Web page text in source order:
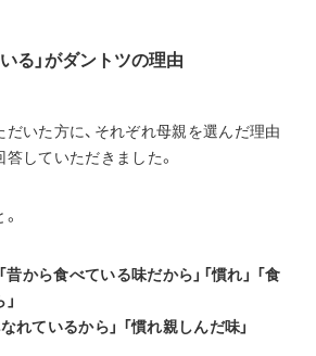
る」がダントツの理由
いた方に、それぞれ母親を選んだ理由
していただきました。
昔から食べている味だから」「慣れ」 「食
れているから」 「慣れ親しんだ味」